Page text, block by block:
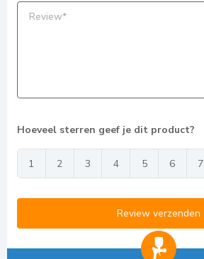
Hoeveel sterren geef je dit product?
1 2 3 4 5 6 7
Review verzenden